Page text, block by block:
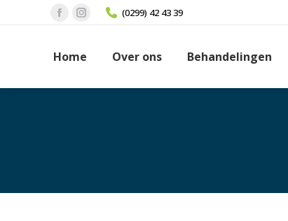
Facebook
opens
new
Instagram
opens
new
(0299) 42 43 39
Home Over ons Behandelingen